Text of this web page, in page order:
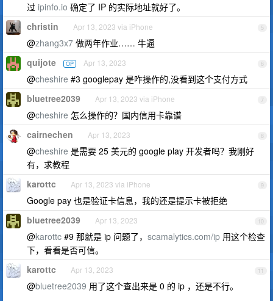
过 ipinfo.io 确定了 IP 的实际地址就好了。
5
christin Apr 13, 2023 via iPhone
@zhang3x7 做两年作业…… 牛逼
6
quijote OP Apr 13, 2023
@cheshire #3 googlepay 是咋操作的,没看到这个支付方式
7
bluetree2039 Apr 13, 2023 via iPhone
@cheshire 怎么操作的？国内信用卡靠谱
8
cairnechen Apr 13, 2023
@cheshire 是需要 25 美元的 google play 开发者吗？我刚好
有，求教程
9
karottc Apr 13, 2023 via iPhone
Google pay 也是验证卡信息，我的还是提示卡被拒绝
10
bluetree2039 Apr 13, 2023
@karottc #9 那就是 ip 问题了， scamalytics.com/ip 用这个检查
下，看看是否可信。
11
karottc Apr 13, 2023
@bluetree2039 用了这个查出来是 0 的 ip ，还是不行。